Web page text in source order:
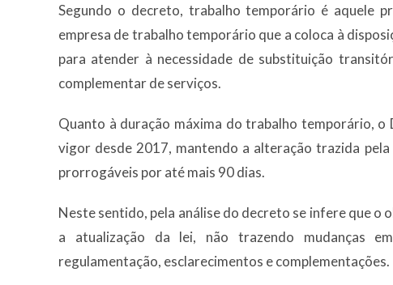
Segundo o decreto, trabalho temporário é aquele
empresa de trabalho temporário que a coloca à
para atender à necessidade de substituição
complementar de serviços.
Quanto à duração máxima do trabalho temporário,
vigor desde 2017, mantendo a alteração trazida
prorrogáveis por até mais 90 dias.
Neste sentido, pela análise do decreto se infere que
a atualização da lei, não trazendo mudanças
regulamentação, esclarecimentos e complementações.